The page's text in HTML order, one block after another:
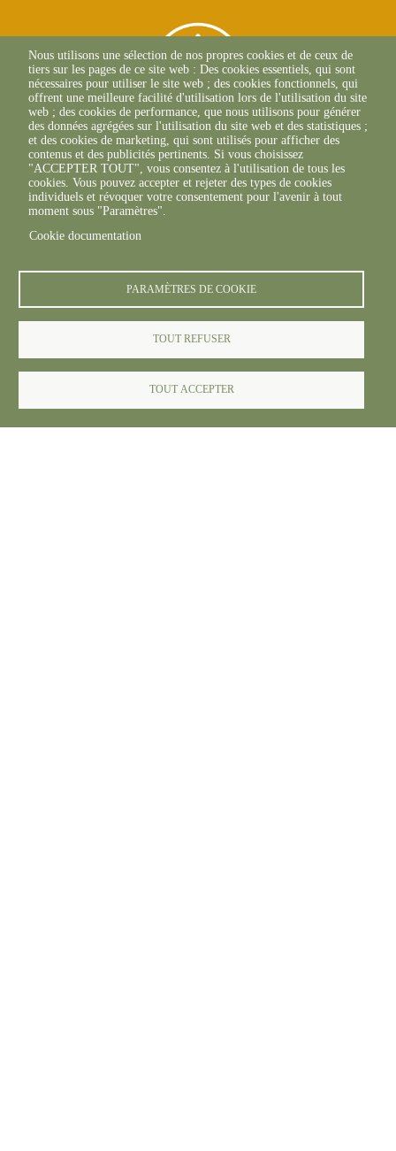
Nous utilisons une sélection de nos propres cookies et de ceux de
tiers sur les pages de ce site web : Des cookies essentiels, qui sont
nécessaires pour utiliser le site web ; des cookies fonctionnels, qui
offrent une meilleure facilité d'utilisation lors de l'utilisation du site
web ; des cookies de performance, que nous utilisons pour générer
des données agrégées sur l'utilisation du site web et des statistiques ;
et des cookies de marketing, qui sont utilisés pour afficher des
contenus et des publicités pertinents. Si vous choisissez
"ACCEPTER TOUT", vous consentez à l'utilisation de tous les
cookies. Vous pouvez accepter et rejeter des types de cookies
individuels et révoquer votre consentement pour l'avenir à tout
moment sous "Paramètres".
Cookie documentation
PARAMÈTRES DE COOKIE
TOUT REFUSER
TOUT ACCEPTER
L'Osteria
20117 CAURO
+33 04 95 26 68 81
© FREDON 2024 -Mentions légales